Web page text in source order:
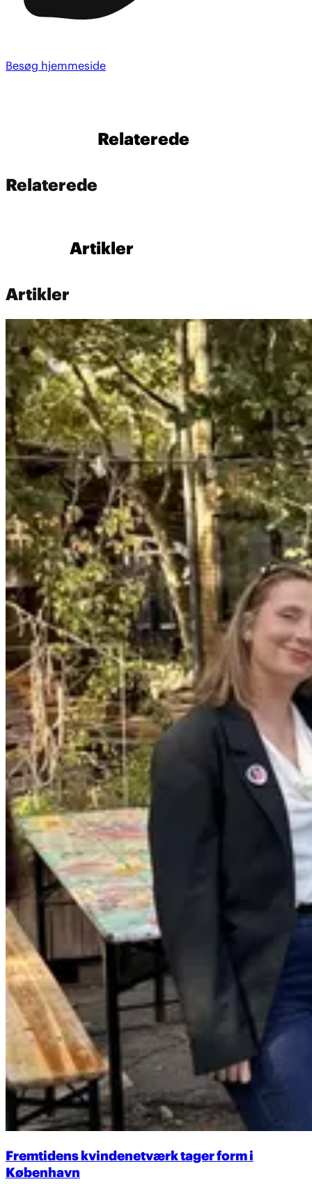
Besøg hjemmeside
Relaterede
Relaterede
Artikler
Artikler
Fremtidens kvindenetværk tager form i
København